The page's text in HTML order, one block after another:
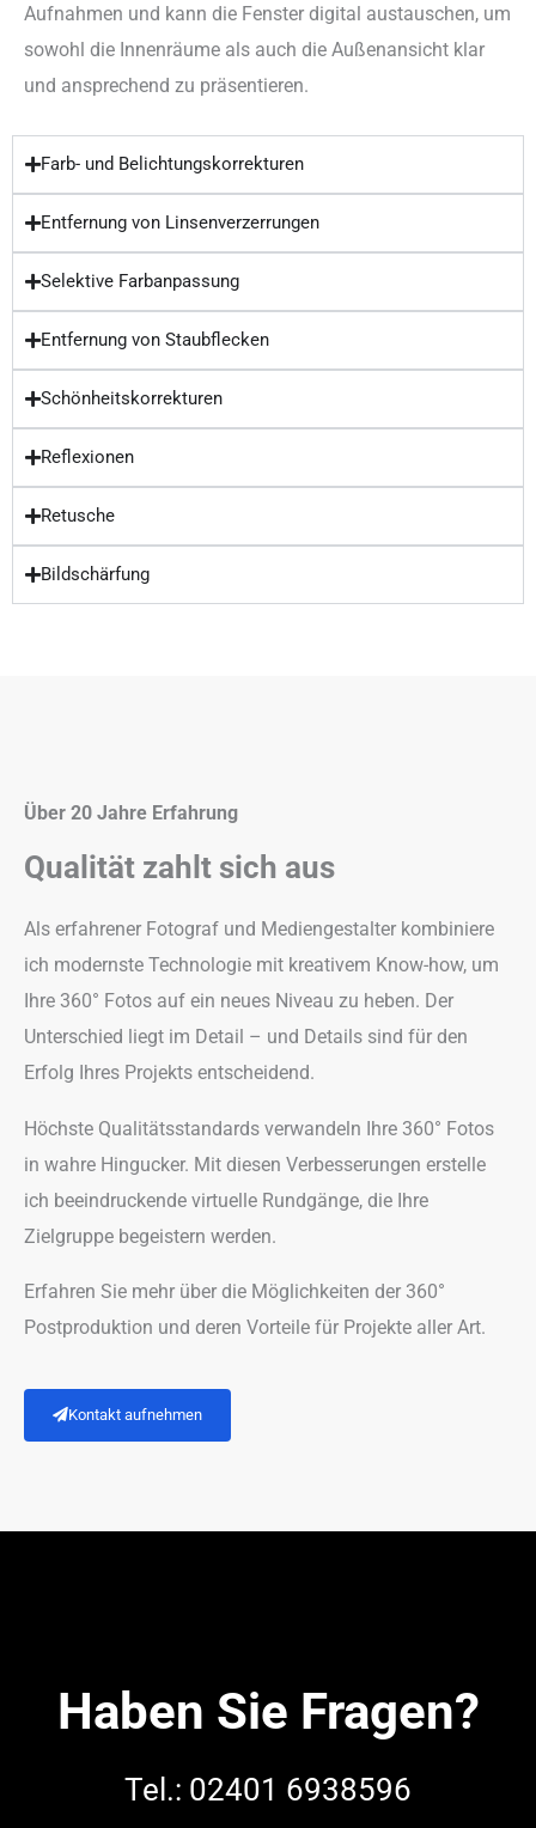
Aufnahmen und kann die Fenster digital austauschen, um
sowohl die Innenräume als auch die Außenansicht klar
und ansprechend zu präsentieren.
Farb- und Belichtungskorrekturen
Entfernung von Linsenverzerrungen
Selektive Farbanpassung
Entfernung von Staubflecken
Schönheitskorrekturen
Reflexionen
Retusche
Bildschärfung
Über 20 Jahre Erfahrung
Qualität zahlt sich aus
Als erfahrener Fotograf und Mediengestalter kombiniere
ich modernste Technologie mit kreativem Know-how, um
Ihre 360° Fotos auf ein neues Niveau zu heben. Der
Unterschied liegt im Detail – und Details sind für den
Erfolg Ihres Projekts entscheidend.
Höchste Qualitätsstandards verwandeln Ihre 360° Fotos
in wahre Hingucker. Mit diesen Verbesserungen erstelle
ich beeindruckende virtuelle Rundgänge, die Ihre
Zielgruppe begeistern werden.
Erfahren Sie mehr über die Möglichkeiten der 360°
Postproduktion und deren Vorteile für Projekte aller Art.
Kontakt aufnehmen
Haben Sie Fragen?
Tel.: 02401 6938596